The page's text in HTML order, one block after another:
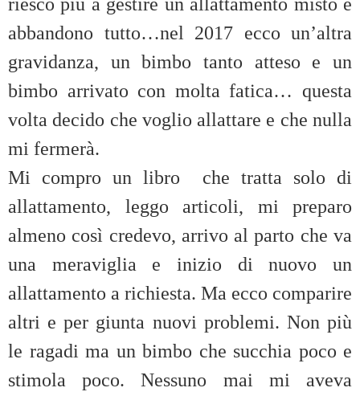
abbandono tutto…nel 2017 ecco un’altra
gravidanza, un bimbo tanto atteso e un
bimbo arrivato con molta fatica… questa
volta decido che voglio allattare e che nulla
mi fermerà.
Mi compro un libro che tratta solo di
allattamento, leggo articoli, mi preparo
almeno così credevo, arrivo al parto che va
una meraviglia e inizio di nuovo un
allattamento a richiesta. Ma ecco comparire
altri e per giunta nuovi problemi. Non più
le ragadi ma un bimbo che succhia poco e
stimola poco. Nessuno mai mi aveva